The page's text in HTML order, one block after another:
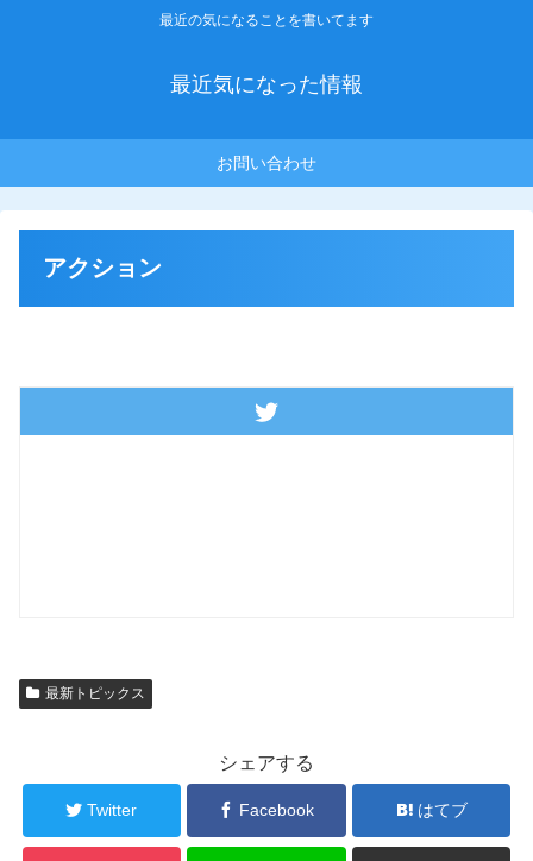
最近の気になることを書いてます
最近気になった情報
お問い合わせ
アクション
最新トピックス
シェアする
Twitter Facebook はてブ